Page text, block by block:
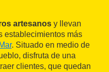
artesanos y llevan
establecimientos más
. Situado en medio de
disfruta de una
clientes, que quedan